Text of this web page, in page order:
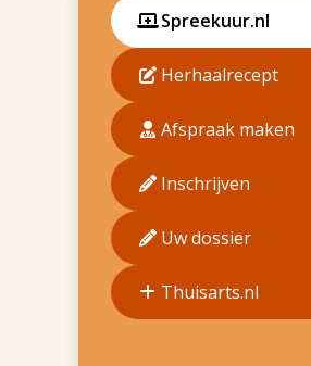
Spreekuur.nl
Herhaalrecept
Afspraak maken
Inschrijven
Uw dossier
Thuisarts.nl